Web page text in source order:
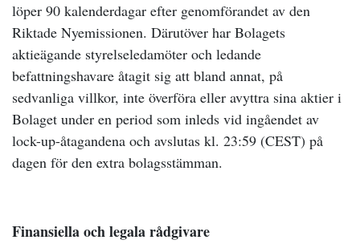
löper 90 kalenderdagar efter genomförandet av den
Riktade Nyemissionen. Därutöver har Bolagets
aktieägande styrelseledamöter och ledande
befattningshavare åtagit sig att bland annat, på
sedvanliga villkor, inte överföra eller avyttra sina aktier i
Bolaget under en period som inleds vid ingåendet av
lock-up-åtagandena och avslutas kl. 23:59 (CEST) på
dagen för den extra bolagsstämman.
Finansiella och legala rådgivare